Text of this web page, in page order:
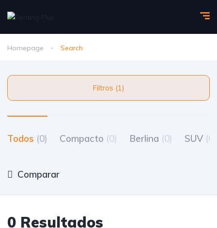
Homepage Search
Filtros (1)
Todos (0) Compacto (0) Berlina (0) SUV (0)
Comparar
0 Resultados